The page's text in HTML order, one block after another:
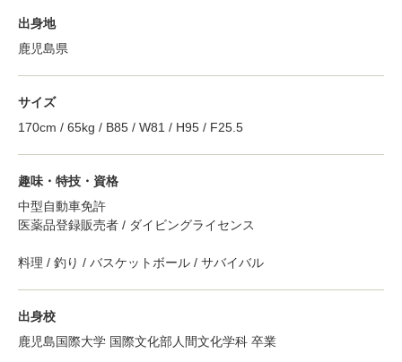
出身地
鹿児島県
サイズ
170cm / 65kg / B85 / W81 / H95 / F25.5
趣味・特技・資格
中型自動車免許
医薬品登録販売者 / ダイビングライセンス
料理 / 釣り / バスケットボール / サバイバル
出身校
鹿児島国際大学 国際文化部人間文化学科 卒業